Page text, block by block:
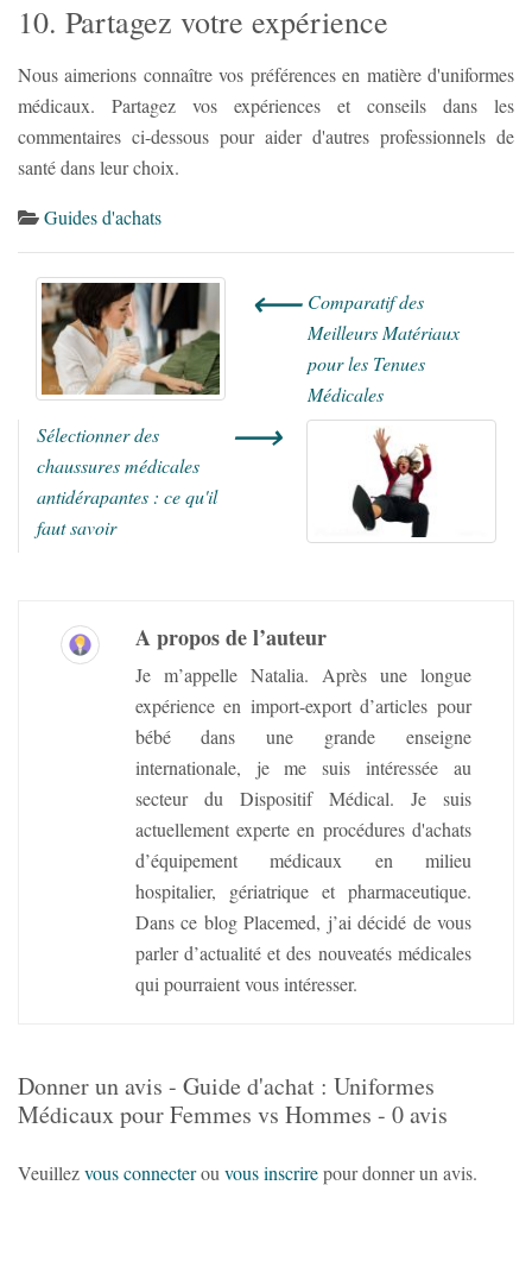
10. Partagez votre expérience
Nous aimerions connaître vos préférences en matière d'uniformes
médicaux. Partagez vos expériences et conseils dans les
commentaires ci-dessous pour aider d'autres professionnels de
santé dans leur choix.
Guides d'achats
⟵ Comparatif des
Meilleurs Matériaux
pour les Tenues
Médicales
Sélectionner des
chaussures médicales
antidérapantes : ce qu'il
faut savoir
⟶
A propos de l’auteur
Je m’appelle Natalia. Après une longue
expérience en import-export d’articles pour
bébé dans une grande enseigne
internationale, je me suis intéressée au
secteur du Dispositif Médical. Je suis
actuellement experte en procédures d'achats
d’équipement médicaux en milieu
hospitalier, gériatrique et pharmaceutique.
Dans ce blog Placemed, j’ai décidé de vous
parler d’actualité et des nouveatés médicales
qui pourraient vous intéresser.
Donner un avis - Guide d'achat : Uniformes
Médicaux pour Femmes vs Hommes - 0 avis
Veuillezvous connecterouvous inscrirepour donner un avis.